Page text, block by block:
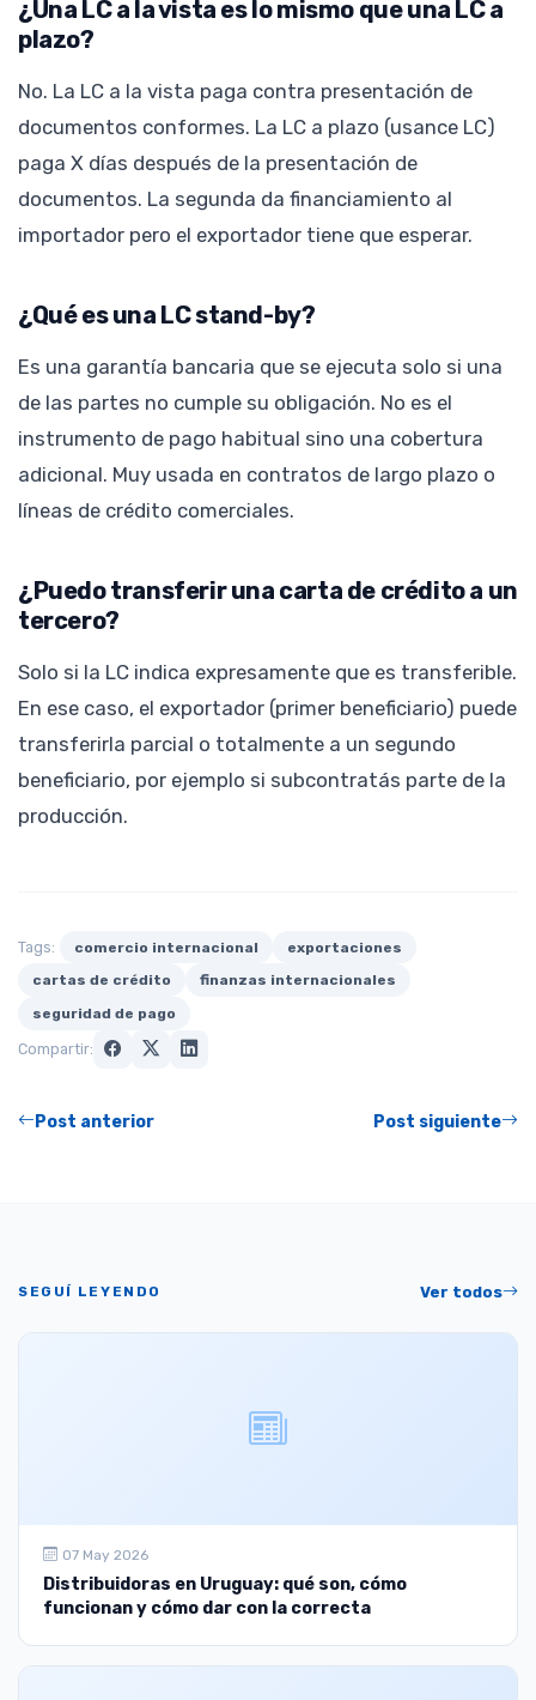
¿Una LC a la vista es lo mismo que una LC a
plazo?
No. La LC a la vista paga contra presentación de
documentos conformes. La LC a plazo (usance LC)
paga X días después de la presentación de
documentos. La segunda da financiamiento al
importador pero el exportador tiene que esperar.
¿Qué es una LC stand-by?
Es una garantía bancaria que se ejecuta solo si una
de las partes no cumple su obligación. No es el
instrumento de pago habitual sino una cobertura
adicional. Muy usada en contratos de largo plazo o
líneas de crédito comerciales.
¿Puedo transferir una carta de crédito a un
tercero?
Solo si la LC indica expresamente que es transferible.
En ese caso, el exportador (primer beneficiario) puede
transferirla parcial o totalmente a un segundo
beneficiario, por ejemplo si subcontratás parte de la
producción.
Tags: comercio internacional
exportaciones
cartas de crédito
finanzas internacionales
seguridad de pago
Compartir:
Post anterior Post siguiente
SEGUÍ LEYENDO Ver todos
07 May 2026
Distribuidoras en Uruguay: qué son, cómo
funcionan y cómo dar con la correcta